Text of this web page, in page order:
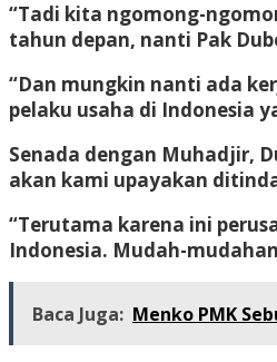
“Tadi kita ngomong-
tahun depan, nanti Pak
“Dan mungkin nanti ada
pelaku usaha di Indonesia
Senada dengan Muhadjir,
akan kami upayakan
“Terutama karena ini
Indonesia. Mudah-
Baca Juga: Menko PMK